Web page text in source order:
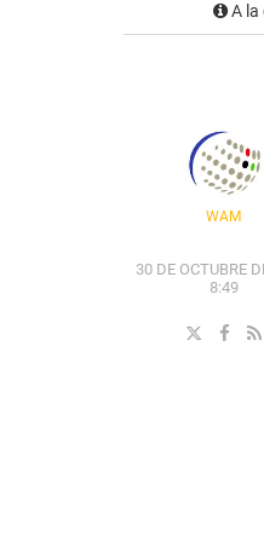
A la
WAM
30 DE OCTUBRE
8:49